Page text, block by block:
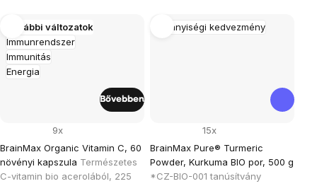
Immunrendszer
Immunitás
Energia
További változatok
BrainMax Organic Vitamin C, 60
növényi kapszula Természetes
C-vitamin bio acerolából, 225
9x
Bővebben
Mennyiségi kedvezmény
BrainMax Pure® Turmeric
Powder, Kurkuma BIO por, 500 g
*CZ-BIO-001 tanúsítvány
15x